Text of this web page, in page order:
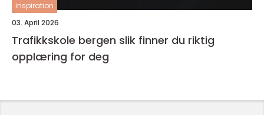
inspiration
03. April 2026
Trafikkskole bergen slik finner du riktig
opplæring for deg